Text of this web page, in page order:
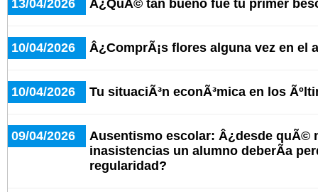
13/04/2026 Â¿QuÃ© tan bueno fue tu primer
10/04/2026 Â¿ComprÃ¡s flores alguna vez en el
10/04/2026 Tu situaciÃ³n econÃ³mica en los
09/04/2026
Ausentismo escolar: Â¿desde quÃ©
inasistencias un alumno deberÃ­a
regularidad?